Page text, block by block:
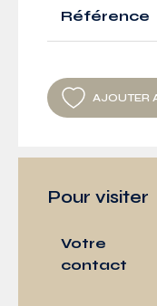
Référence
AJOUTER
Pour visiter
Votre
contact